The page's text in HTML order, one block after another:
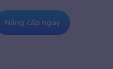
Nâng cấp ngay